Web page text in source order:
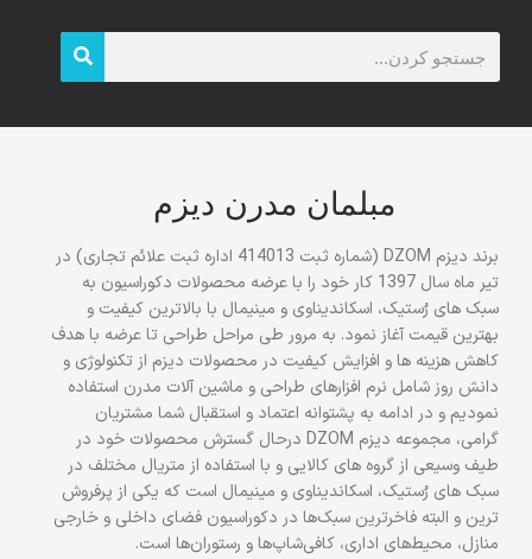
مبلمان مدرن دیزم
برند دیزم DZOM (شماره ثبت 414013 اداره ثبت علائم تجاری) در
تیر ماه سال 1397 کار خود را با عرضه محصولات دکوراسیون به
سبک های رُستیک، اسکاندیناوی و مینیمال با بالاترین کیفیت و
بهترین قیمت آغاز نمود. به مرور طی مراحل طراحی تا عرضه با هدف
کاهش هزینه ها و افزایش کیفیت در محصولات دیزم از تکنولوژی و
دانش روز شامل نرم افزارهای طراحی و ماشین آلات مدرن استفاده
نمودیم و در ادامه به پشتوانه اعتماد و استقبال شما مشتریان
گرامی، مجموعه دیزم DZOM درحال گسترش محصولات خود در
طیف وسیعی از گروه های کالایی و با استفاده از متریال مختلف در
سبک های رُستیک، اسکاندیناوی و مینیمال است که یکی از پرفروش
ترین و البته فاخرترین سبک‌ها در دکوراسیون فضای داخلی و خارجی
منازل، محیط‌های اداری، کافی‌شاپ‌ها و رستوران‌ها است.